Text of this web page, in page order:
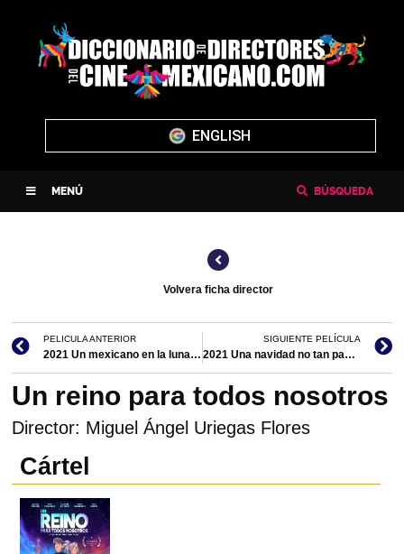
ENGLISH
MENÚ BÚSQUEDA
Volvera ficha director
PELICULA ANTERIOR
2021 Un mexicano en la luna/codirección
SIGUIENTE PELÍCULA
2021 Una navidad no tan padre
Un reino para todos nosotros
Director: Miguel Ángel Uriegas Flores
Cártel